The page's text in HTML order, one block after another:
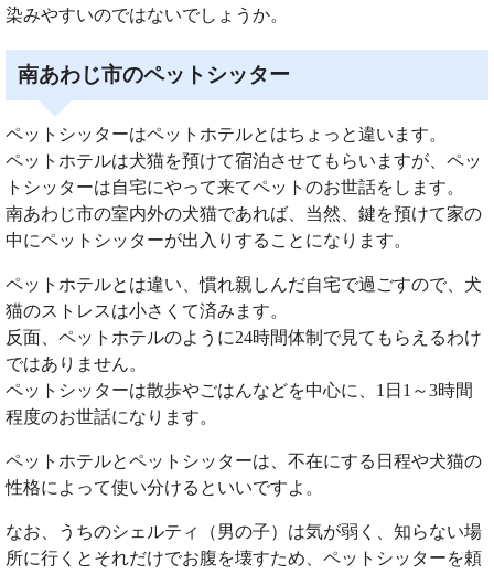
染みやすいのではないでしょうか。
南あわじ市のペットシッター
ペットシッターはペットホテルとはちょっと違います。
ペットホテルは犬猫を預けて宿泊させてもらいますが、ペッ
トシッターは自宅にやって来てペットのお世話をします。
南あわじ市の室内外の犬猫であれば、当然、鍵を預けて家の
中にペットシッターが出入りすることになります。
ペットホテルとは違い、慣れ親しんだ自宅で過ごすので、犬
猫のストレスは小さくて済みます。
反面、ペットホテルのように24時間体制で見てもらえるわけ
ではありません。
ペットシッターは散歩やごはんなどを中心に、1日1～3時間
程度のお世話になります。
ペットホテルとペットシッターは、不在にする日程や犬猫の
性格によって使い分けるといいですよ。
なお、うちのシェルティ（男の子）は気が弱く、知らない場
所に行くとそれだけでお腹を壊すため、ペットシッターを頼